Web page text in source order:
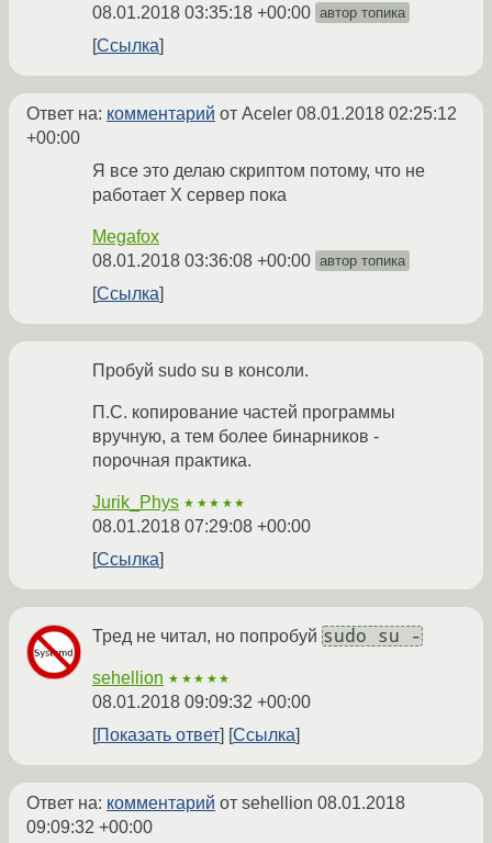
08.01.2018 03:35:18 +00:00 автор топика
Ссылка
Ответ на: комментарий от Aceler 08.01.2018 02:25:12
+00:00
Я все это делаю скриптом потому, что не
работает X сервер пока
Megafox
08.01.2018 03:36:08 +00:00 автор топика
Ссылка
Пробуй sudo su в консоли.
П.С. копирование частей программы
вручную, а тем более бинарников -
порочная практика.
Jurik_Phys ★★★★★
08.01.2018 07:29:08 +00:00
Ссылка
Тред не читал, но попробуй sudo su -
sehellion ★★★★★
08.01.2018 09:09:32 +00:00
Показать ответ
Ссылка
Ответ на: комментарий от sehellion 08.01.2018
09:09:32 +00:00